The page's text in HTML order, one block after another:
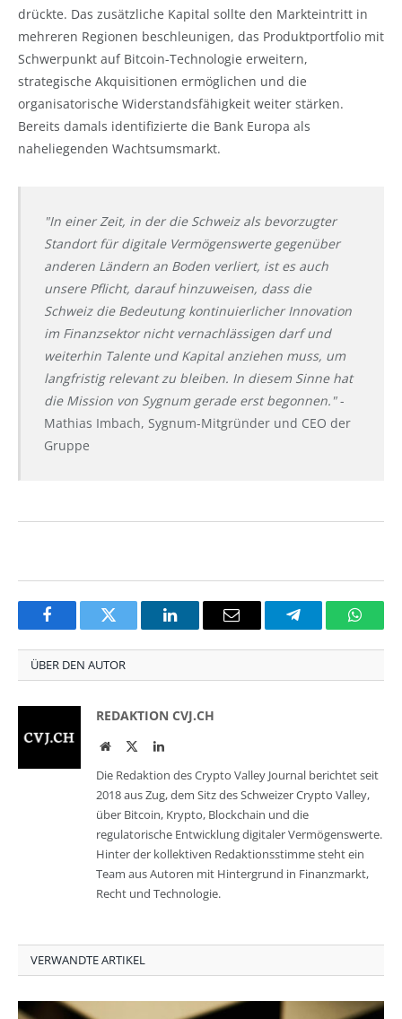
drückte. Das zusätzliche Kapital sollte den Markteintritt in
mehreren Regionen beschleunigen, das Produktportfolio mit
Schwerpunkt auf Bitcoin-Technologie erweitern,
strategische Akquisitionen ermöglichen und die
organisatorische Widerstandsfähigkeit weiter stärken.
Bereits damals identifizierte die Bank Europa als
naheliegenden Wachtsumsmarkt.
"In einer Zeit, in der die Schweiz als bevorzugter
Standort für digitale Vermögenswerte gegenüber
anderen Ländern an Boden verliert, ist es auch
unsere Pflicht, darauf hinzuweisen, dass die
Schweiz die Bedeutung kontinuierlicher Innovation
im Finanzsektor nicht vernachlässigen darf und
weiterhin Talente und Kapital anziehen muss, um
langfristig relevant zu bleiben. In diesem Sinne hat
die Mission von Sygnum gerade erst begonnen."-
Mathias Imbach, Sygnum-Mitgründer und CEO der
Gruppe
FacebookTwitter LinkedInEmail Telegram
ÜBER DEN AUTOR
REDAKTION CVJ.CH
WebsiteTwitterLinkedIn
Die Redaktion des Crypto Valley Journal berichtet seit
2018 aus Zug, dem Sitz des Schweizer Crypto Valley,
über Bitcoin, Krypto, Blockchain und die
regulatorische Entwicklung digitaler Vermögenswerte.
Hinter der kollektiven Redaktionsstimme steht ein
Team aus Autoren mit Hintergrund in Finanzmarkt,
Recht und Technologie.
VERWANDTE ARTIKEL